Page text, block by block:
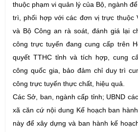
thuộc phạm vi quản lý của Bộ, ngành
trì, phối hợp với các đơn vị trực thuộc
và Bộ Công an rà soát, đánh giá lại
công trực tuyến đang cung cấp trên
quyết TTHC tỉnh và tích hợp, cung
công quốc gia, bảo đảm chỉ duy trì
công trực tuyến thực chất, hiệu quả.
Các Sở, ban, ngành cấp tỉnh; UBND
xã căn cứ nội dung Kế hoạch ban
này để xây dựng và ban hành kế